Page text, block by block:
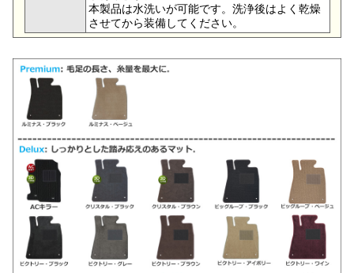
本製品は水洗いが可能です。洗浄後はよく乾燥
させてから装備してください。